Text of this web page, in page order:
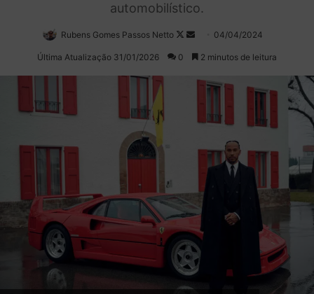
automobilístico.
Rubens Gomes Passos Netto
Follow
on
Mande
um
mail
04/04/2024
Última Atualização 31/01/2026 0 2 minutos de leitura